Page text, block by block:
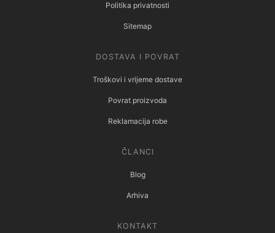
Politika privatnosti
Sitemap
DOSTAVA I POVRAT
Troškovi i vrijeme dostave
Povrat proizvoda
Reklamacija robe
ČLANCI
Blog
Arhiva
KONTAKT